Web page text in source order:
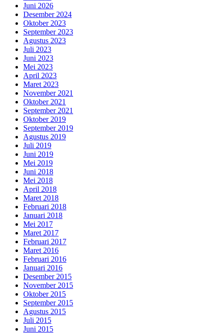
Juni 2026
Desember 2024
Oktober 2023
September 2023
Agustus 2023
Juli 2023
Juni 2023
Mei 2023
April 2023
Maret 2023
November 2021
Oktober 2021
September 2021
Oktober 2019
September 2019
Agustus 2019
Juli 2019
Juni 2019
Mei 2019
Juni 2018
Mei 2018
April 2018
Maret 2018
Februari 2018
Januari 2018
Mei 2017
Maret 2017
Februari 2017
Maret 2016
Februari 2016
Januari 2016
Desember 2015
November 2015
Oktober 2015
September 2015
Agustus 2015
Juli 2015
Juni 2015